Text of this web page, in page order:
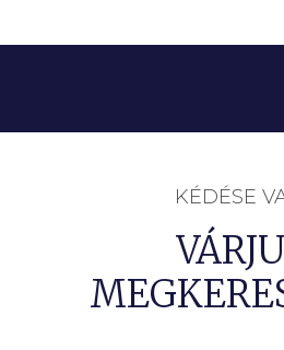
KÉDÉSE